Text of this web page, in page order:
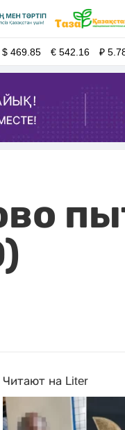
$469.85 €542.16 ₽
Читают на Liter